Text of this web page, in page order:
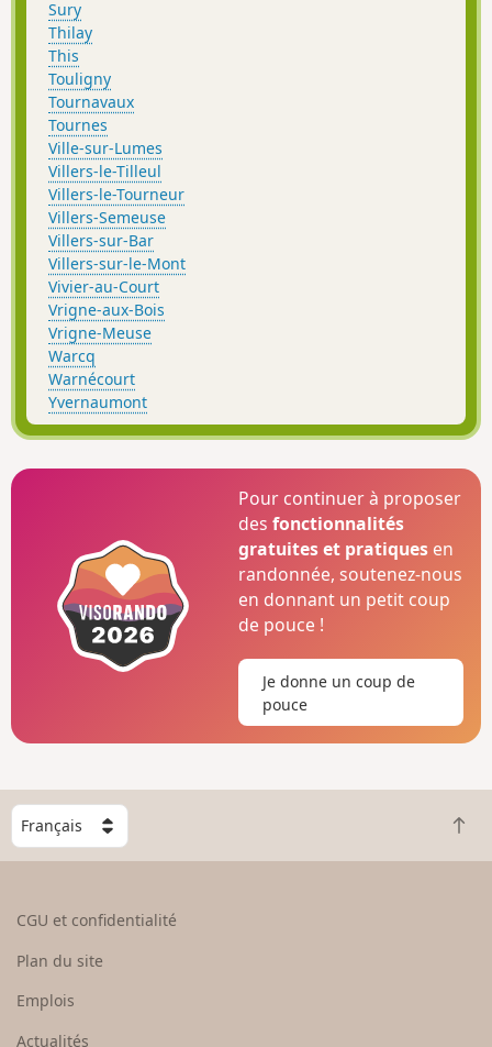
Sury
Thilay
This
Touligny
Tournavaux
Tournes
Ville-sur-Lumes
Villers-le-Tilleul
Villers-le-Tourneur
Villers-Semeuse
Villers-sur-Bar
Villers-sur-le-Mont
Vivier-au-Court
Vrigne-aux-Bois
Vrigne-Meuse
Warcq
Warnécourt
Yvernaumont
Pour continuer à proposer
desfonctionnalités
gratuites et pratiques en
randonnée, soutenez-nous
en donnant un petit coup
de pouce !
Je donne un coup de
pouce
C
h
o
e
R
e
CGU et confidentialité
Plan du site
Emplois
Actualités